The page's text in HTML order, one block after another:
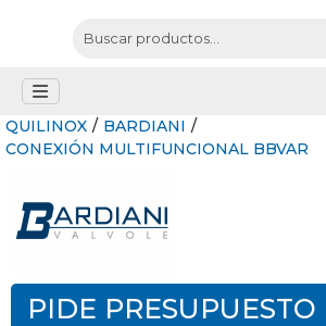
QUILINOX / BARDIANI /
CONEXIÓN MULTIFUNCIONAL BBVAR
PIDE PRESUPUESTO